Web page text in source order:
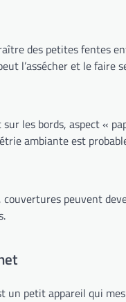
des petites fentes
l’assécher et le faire
les bords, aspect «
ambiante est
couvertures peuvent
un petit appareil qui